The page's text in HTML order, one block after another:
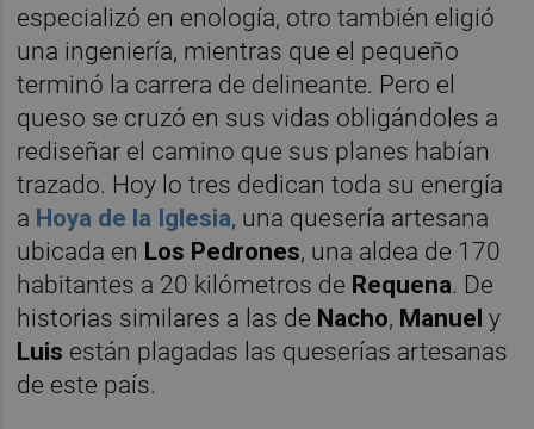
especializó en enología, otro también eligió
una ingeniería, mientras que el pequeño
terminó la carrera de delineante. Pero el
queso se cruzó en sus vidas obligándoles a
rediseñar el camino que sus planes habían
trazado. Hoy lo tres dedican toda su energía
a Hoya de la Iglesia, una quesería artesana
ubicada en Los Pedrones, una aldea de 170
habitantes a 20 kilómetros de Requena. De
historias similares a las de Nacho, Manuely
Luis están plagadas las queserías artesanas
de este país.